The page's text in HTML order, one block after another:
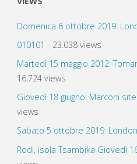
Domenica 6 ottobre 2019:
010101 - 23.038 views
Martedì 15 maggio 2012:
16.724 views
Giovedì 18 giugno: Marconi site
views
Sabato 5 ottobre 2019: London
Rodi, isola Tsambika Giovedì 16